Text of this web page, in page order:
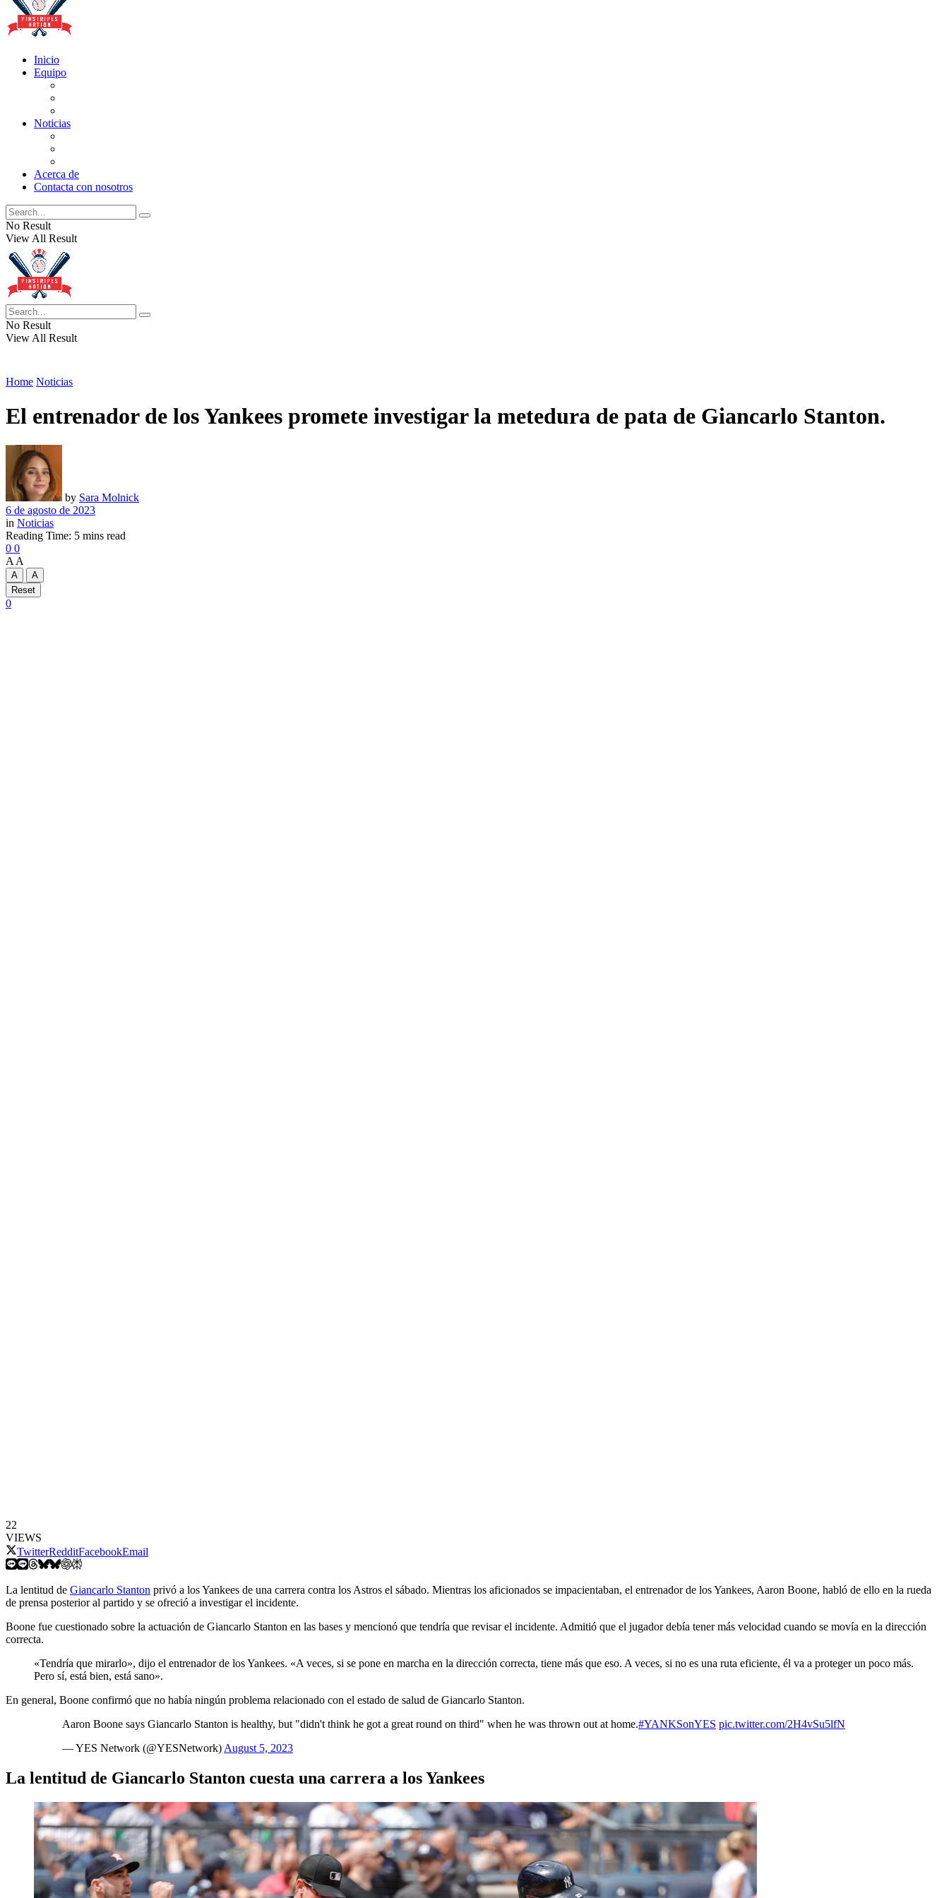
to
Inicio
Equipo
Noticias
Acerca de
Contacta con nosotros
No Result
View All Result
No Result
View All Result
Home Noticias
El entrenador de los Yankees promete investigar la metedura de pata de Giancarlo Stanton.
by Sara Molnick
6 de agosto de 2023
in Noticias
Reading Time: 5 mins read
0 0
A A
A
A
Reset
0
22
VIEWS
TwitterRedditFacebookEmail
La lentitud de Giancarlo Stanton privó a los Yankees de una carrera contra los Astros el sábado. Mientras los aficionados se impacientaban, el entrenador de los Yankees, Aaron Boone, habló de ello en la rueda
de prensa posterior al partido y se ofreció a investigar el incidente.
Boone fue cuestionado sobre la actuación de Giancarlo Stanton en las bases y mencionó que tendría que revisar el incidente. Admitió que el jugador debía tener más velocidad cuando se movía en la dirección
correcta.
«Tendría que mirarlo», dijo el entrenador de los Yankees. «A veces, si se pone en marcha en la dirección correcta, tiene más que eso. A veces, si no es una ruta eficiente, él va a proteger un poco más.
Pero sí, está bien, está sano».
En general, Boone confirmó que no había ningún problema relacionado con el estado de salud de Giancarlo Stanton.
Aaron Boone says Giancarlo Stanton is healthy, but "didn't think he got a great round on third" when he was thrown out at home.#YANKSonYES pic.twitter.com/2H4vSu5lfN
— YES Network (@YESNetwork) August 5, 2023
La lentitud de Giancarlo Stanton cuesta una carrera a los Yankees